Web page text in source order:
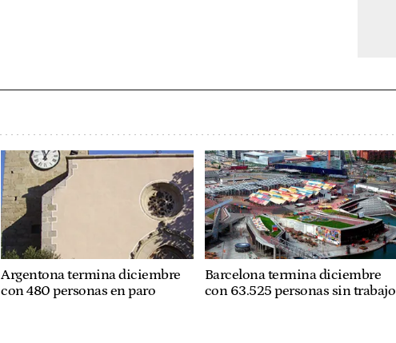
Argentona termina diciembre
con 480 personas en paro
Barcelona termina diciembre
con 63.525 personas sin trabajo